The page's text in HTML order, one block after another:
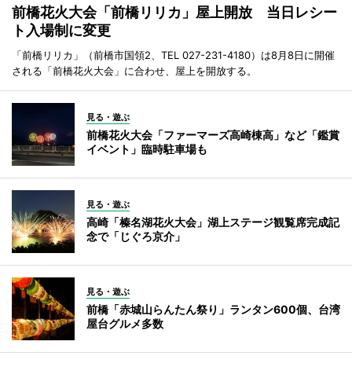
前橋花火大会「前橋リリカ」屋上開放 当日レシー
ト入場制に変更
「前橋リリカ」（前橋市国領2、TEL 027-231-4180）は8月8日に開催
される「前橋花火大会」に合わせ、屋上を開放する。
見る・遊ぶ
前橋花火大会「ファーマーズ高崎棟高」など「鑑賞
イベント」臨時駐車場も
見る・遊ぶ
高崎「榛名湖花火大会」湖上ステージ観覧席完成記
念で「じぐろ京介」
見る・遊ぶ
前橋「赤城山らんたん祭り」ランタン600個、台湾
屋台グルメ多数